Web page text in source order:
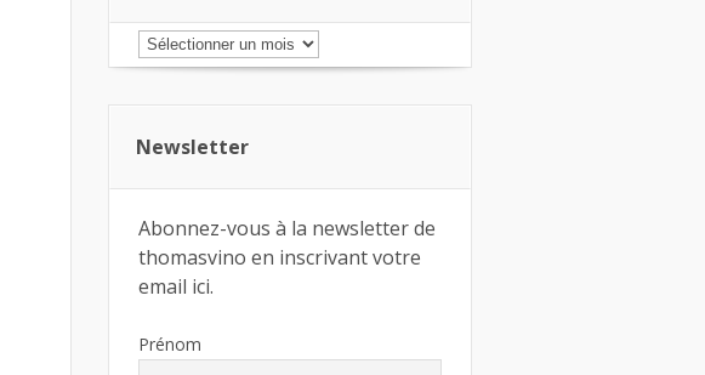
Archives
Newsletter
Abonnez-vous à la newsletter de
thomasvino en inscrivant votre
email ici.
Prénom